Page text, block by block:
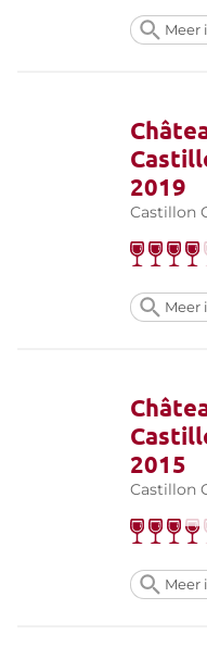
Meer
2019
Castillon
Meer
2015
Castillon
Meer